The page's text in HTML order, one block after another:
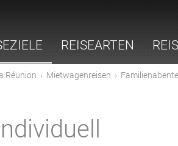
REISEARTEN
Réunion › Mietwagenreisen ›